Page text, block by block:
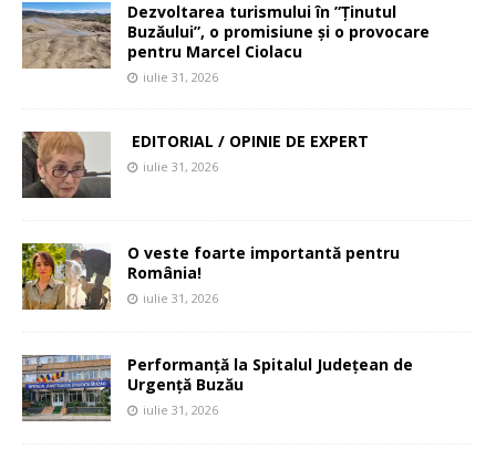
Dezvoltarea turismului în ”Ținutul
Buzăului”, o promisiune și o provocare
pentru Marcel Ciolacu
iulie 31, 2026
EDITORIAL / OPINIE DE EXPERT
iulie 31, 2026
O veste foarte importantă pentru
România!
iulie 31, 2026
Performanță la Spitalul Județean de
Urgență Buzău
iulie 31, 2026